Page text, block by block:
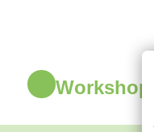
Workshop